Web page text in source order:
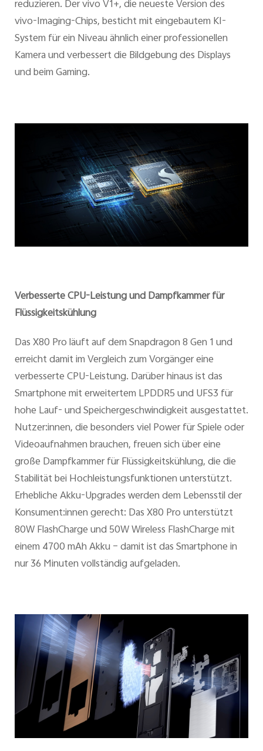
reduzieren. Der vivo V1+, die neueste Version des
vivo-Imaging-Chips, besticht mit eingebautem KI-
System für ein Niveau ähnlich einer professionellen
Kamera und verbessert die Bildgebung des Displays
und beim Gaming.
Verbesserte CPU-Leistung und Dampfkammer für
Flüssigkeitskühlung
Das X80 Pro läuft auf dem Snapdragon 8 Gen 1 und
erreicht damit im Vergleich zum Vorgänger eine
verbesserte CPU-Leistung. Darüber hinaus ist das
Smartphone mit erweitertem LPDDR5 und UFS3 für
hohe Lauf- und Speichergeschwindigkeit ausgestattet.
Nutzer:innen, die besonders viel Power für Spiele oder
Videoaufnahmen brauchen, freuen sich über eine
große Dampfkammer für Flüssigkeitskühlung, die die
Stabilität bei Hochleistungsfunktionen unterstützt.
Erhebliche Akku-Upgrades werden dem Lebensstil der
Konsument:innen gerecht: Das X80 Pro unterstützt
80W FlashCharge und 50W Wireless FlashCharge mit
einem 4700 mAh Akku – damit ist das Smartphone in
nur 36 Minuten vollständig aufgeladen.